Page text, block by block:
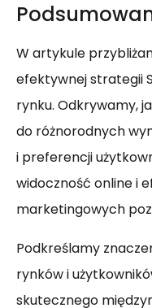
W artykule
efektywnej strategii
rynku. Odkrywamy,
do różnorodnych
i preferencji
widoczność online i
marketingowych
Podkreślamy
rynków i
skutecznego